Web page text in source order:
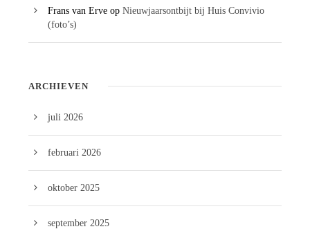
Frans van Erve op Nieuwjaarsontbijt bij Huis Convivio
(foto’s)
ARCHIEVEN
juli 2026
februari 2026
oktober 2025
september 2025